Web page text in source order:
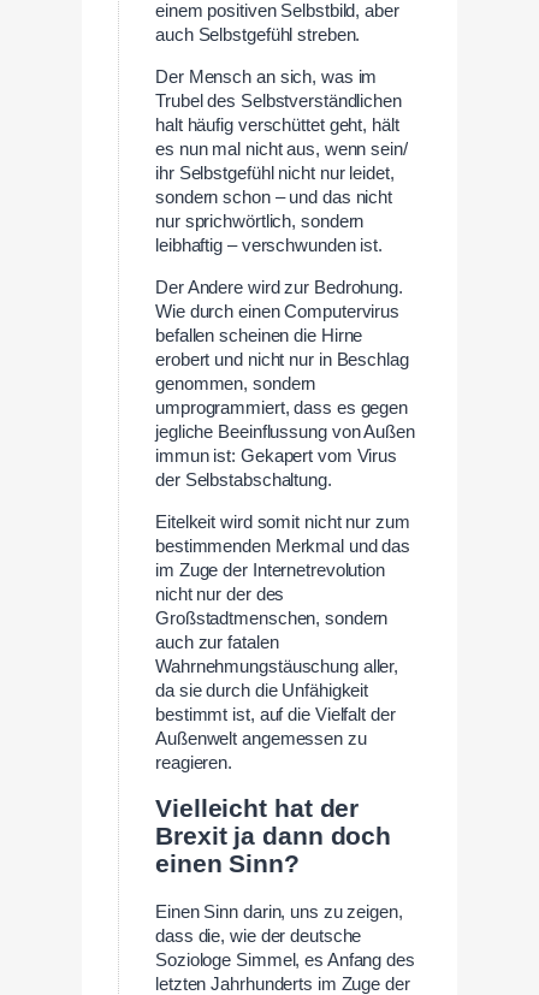
einem positiven Selbstbild, aber
auch Selbstgefühl streben.
Der Mensch an sich, was im
Trubel des Selbstverständlichen
halt häufig verschüttet geht, hält
es nun mal nicht aus, wenn sein/
ihr Selbstgefühl nicht nur leidet,
sondern schon – und das nicht
nur sprichwörtlich, sondern
leibhaftig – verschwunden ist.
Der Andere wird zur Bedrohung.
Wie durch einen Computervirus
befallen scheinen die Hirne
erobert und nicht nur in Beschlag
genommen, sondern
umprogrammiert, dass es gegen
jegliche Beeinflussung von Außen
immun ist: Gekapert vom Virus
der Selbstabschaltung.
Eitelkeit wird somit nicht nur zum
bestimmenden Merkmal und das
im Zuge der Internetrevolution
nicht nur der des
Großstadtmenschen, sondern
auch zur fatalen
Wahrnehmungstäuschung aller,
da sie durch die Unfähigkeit
bestimmt ist, auf die Vielfalt der
Außenwelt angemessen zu
reagieren.
Vielleicht hat der
Brexit ja dann doch
einen Sinn?
Einen Sinn darin, uns zu zeigen,
dass die, wie der deutsche
Soziologe Simmel, es Anfang des
letzten Jahrhunderts im Zuge der